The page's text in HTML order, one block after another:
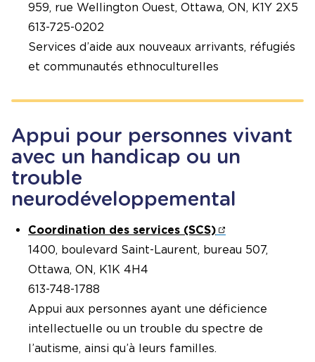
959, rue Wellington Ouest, Ottawa, ON, K1Y 2X5
613-725-0202
Services d’aide aux nouveaux arrivants, réfugiés
et communautés ethnoculturelles
Appui pour personnes vivant
avec un handicap ou un
trouble
neurodéveloppemental
Coordination des services (SCS)
1400, boulevard Saint-Laurent, bureau 507,
Ottawa, ON, K1K 4H4
613-748-1788
Appui aux personnes ayant une déficience
intellectuelle ou un trouble du spectre de
l’autisme, ainsi qu’à leurs familles.